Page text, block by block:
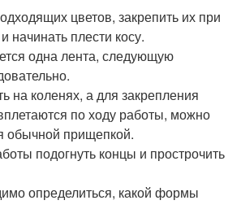
цветов, закрепить их при
плести косу.
одна лента, следующую
на коленях, а для закрепления
по ходу работы, можно
обычной прищепкой.
подогнуть концы и прострочить
определиться, какой формы